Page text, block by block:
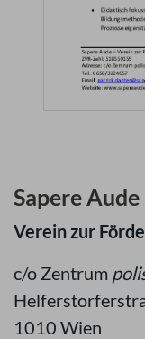
Sapere Aude
Verein zur
c/o Zentrum
1010 Wien